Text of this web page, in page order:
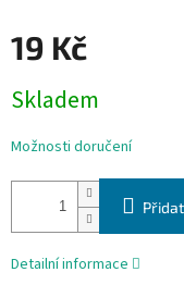
19 Kč
cena:
Skladem
Možnosti doručení
Detailní informace